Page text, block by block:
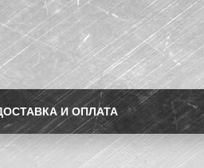
И ОПЛАТА